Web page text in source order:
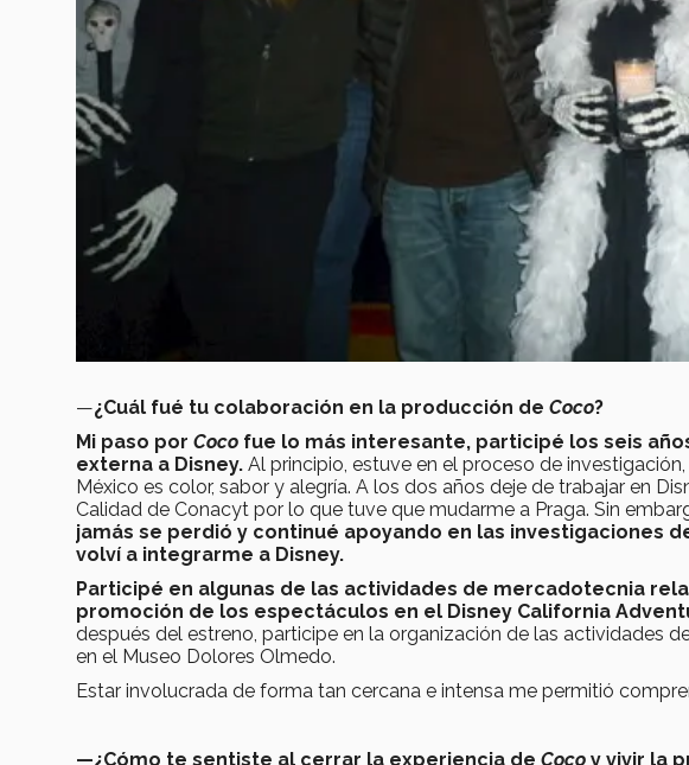
—¿Cuál fué tu colaboración en la producción de Coco?
Mi paso por Coco fue lo más interesante, participé los seis
externa a Disney. Al principio, estuve en el proceso de
México es color, sabor y alegría. A los dos años deje de trabajar en
Calidad de Conacyt por lo que tuve que mudarme a Praga. Sin
jamás se perdió y continué apoyando en las investigaciones
volví a integrarme a Disney.
Participé en algunas de las actividades de mercadotecnia
promoción de los espectáculos en el Disney California
después del estreno, participe en la organización de las actividades
en el Museo Dolores Olmedo.
Estar involucrada de forma tan cercana e intensa me permitió
—¿Cómo te sentiste al cerrar la experiencia de Coco y vivir la